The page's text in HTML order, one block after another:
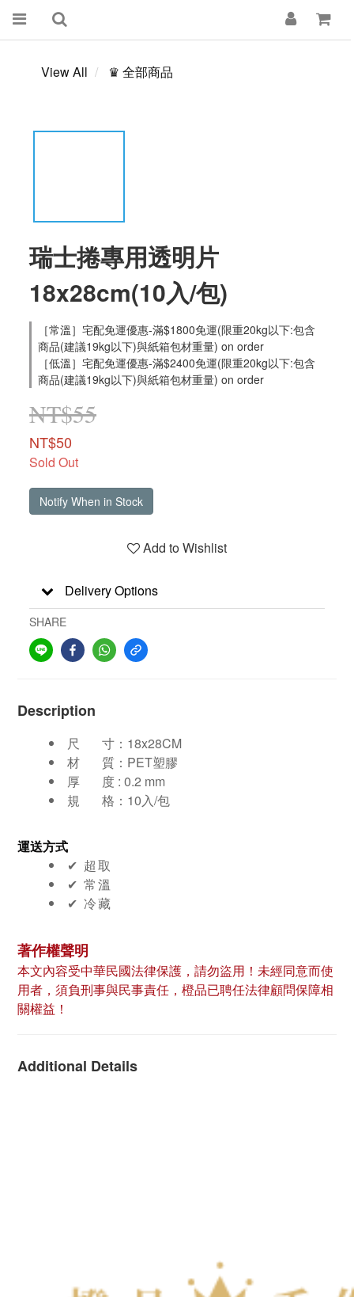
View All ♛ 全部商品
瑞士捲專用透明片
18x28cm(10入/包)
［常溫］宅配免運優惠-滿$1800免運(限重20kg以下:包含
商品(建議19kg以下)與紙箱包材重量) on order
［低溫］宅配免運優惠-滿$2400免運(限重20kg以下:包含
商品(建議19kg以下)與紙箱包材重量) on order
NT$55
NT$50
Sold Out
Notify When in Stock
Add to Wishlist
Delivery Options
SHARE
Description
尺 寸： 18x28CM
材 質：PET塑膠
厚 度 : 0.2 mm
規 格：10入/包
運送方式
✔︎ 超取
✔︎ 常溫
✔︎ 冷藏
著作權聲明
本文內容受中華民國法律保護，請勿盜用！未經同意而使
用者，須負刑事與民事責任，橙品已聘任法律顧問保障相
關權益！
Additional Details